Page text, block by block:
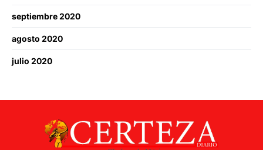
septiembre 2020
agosto 2020
julio 2020